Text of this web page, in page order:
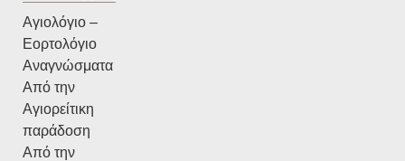
Αγιολόγιο –
Εορτολόγιο
Αναγνώσματα
Από την
Αγιορείτικη
παράδοση
Από την